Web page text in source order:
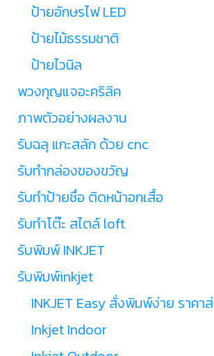
ป้ายอักษรไฟ LED
ป้ายไม้ธรรมชาติ
ป้ายไวนิล
พวงกุญแจอะคริลิค
ภาพตัวอย่างผลงาน
รับฉลุ แกะสลัก ด้วย cnc
รับทำกล่องของขวัญ
รับทำป้ายชื่อ ติดหน้าอกเสื้อ
รับทำโต๊ะ สไตล์ loft
รับพิมพ์ INKJET
รับพิมพ์inkjet
INKJET Easy สั่งพิมพ์ง่าย ราคา
Inkjet Indoor